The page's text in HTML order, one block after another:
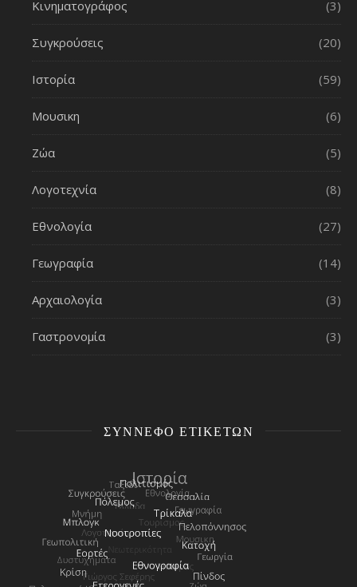
Κινηματογράφος (3)
Συγκρούσεις (20)
Ιστορία (59)
Μουσικη (6)
Ζώα (5)
Λογοτεχνία (8)
Εθνολογία (27)
Γεωγραφία (14)
Αρχαιολογία (3)
Γαστρονομία (3)
ΣΎΝΝΕΦΟ ΕΤΙΚΕΤΏΝ